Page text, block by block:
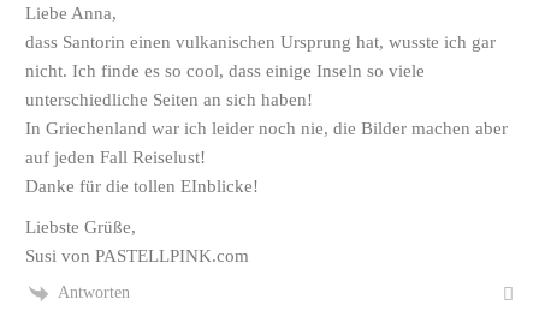
Liebe Anna,
dass Santorin einen vulkanischen Ursprung hat, wusste ich gar
nicht. Ich finde es so cool, dass einige Inseln so viele
unterschiedliche Seiten an sich haben!
In Griechenland war ich leider noch nie, die Bilder machen aber
auf jeden Fall Reiselust!
Danke für die tollen EInblicke!
Liebste Grüße,
Susi von PASTELLPINK.com
Antworten